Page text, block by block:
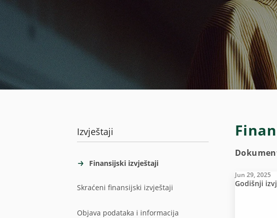
Izvještaji
Finansijski izvještaji
Skraćeni finansijski izvještaji
Objava podataka i informacija
Jun 29, 2025
Godišnji